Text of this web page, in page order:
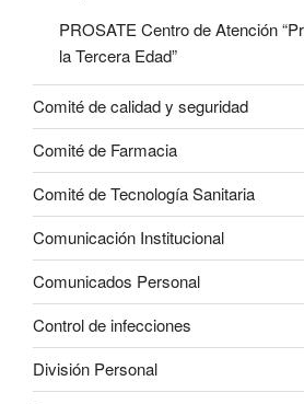
PROSATE Centro de Atención
la Tercera Edad”
Comité de calidad y seguridad
Comité de Farmacia
Comité de Tecnología Sanitaria
Comunicación Institucional
Comunicados Personal
Control de infecciones
División Personal